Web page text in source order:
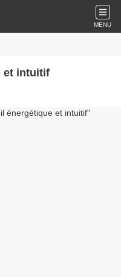
MENU
et intuitif